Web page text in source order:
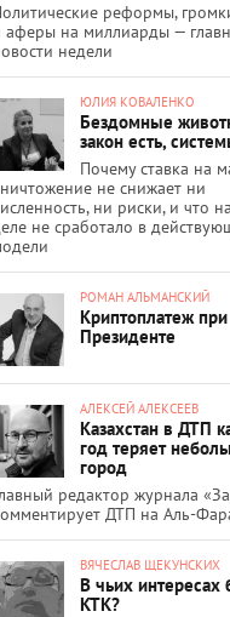
реформы,
аферы на миллиарды —
недели
ЮЛИЯ КОВАЛЕНКО
Бездомные
закон есть,
Почему ставка на
не снижает ни
ни риски, и что
не сработало в
РОМАН АЛЬМАНСКИЙ
Криптоплатеж при
Президенте
АЛЕКСЕЙ АЛЕКСЕЕВ
Казахстан в ДТП
год теряет
город
редактор журнала
ДТП на Аль-
ВЯЧЕСЛАВ ЩЕКУНСКИХ
В чьих интересах
КТК?